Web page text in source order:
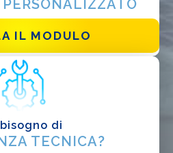
IL MODULO
di
TECNICA?